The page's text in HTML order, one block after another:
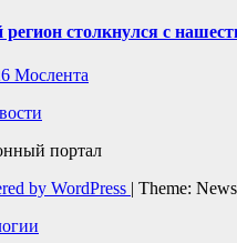
столкнулся с
Мослента
портал
by WordPress | Theme: